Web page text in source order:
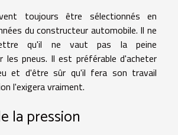
toujours être sélectionnés en
du constructeur automobile. Il ne
qu'il ne vaut pas la peine
les pneus. Il est préférable d'acheter
et d'être sûr qu'il fera son travail
l'exigera vraiment.
la pression